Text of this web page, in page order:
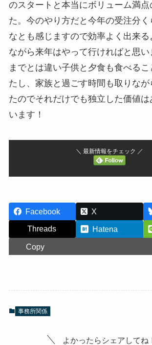
のスタートと本当にボリューム満点
た。今のやり方だと今年の受注分
なとも感じますので効率よく出来る
ながら来年はやって行ければと思
までとは違い子供と夕食も食べるこ
たし、家族と過ごす時間も取りな
たのでそれだけでも独立した価値は
います！
＼ 最新情報をチェック ／
Facebook X
Threads
Hatena
Copy
事務所関係
よかったらシェアしてね